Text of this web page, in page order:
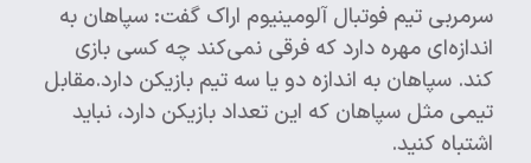
سرمربی تیم فوتبال آلومینیوم اراک گفت: سپاهان به
اندازه‌ای مهره دارد که فرقی نمی‌کند چه کسی بازی
کند. سپاهان به اندازه دو یا سه تیم بازیکن دارد.مقابل
تیمی مثل سپاهان که این تعداد بازیکن دارد، نباید
اشتباه کنید.